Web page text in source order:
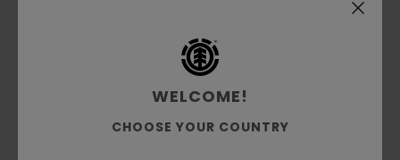
Kundenbewertungen
Durchschnittliche Bewertung
5.0
WELCOME!
CHOOSE YOUR COUNTRY